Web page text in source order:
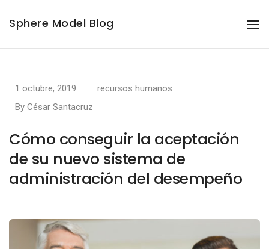
Sphere Model Blog
1 octubre, 2019
recursos humanos
By César Santacruz
Cómo conseguir la aceptación
de su nuevo sistema de
administración del desempeño